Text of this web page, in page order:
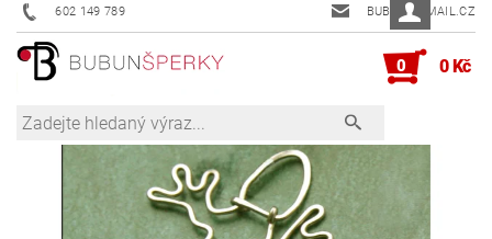
602 149 789 BUBUN@EMAIL.CZ
0 0 Kč